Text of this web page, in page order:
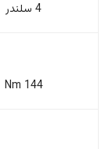
4 سلندر
144 Nm